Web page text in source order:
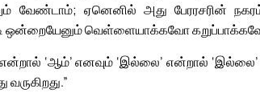
வேண்டாம்; ஏனெனில் அது பேரரசரின்
ஒன்றையேனும் வெள்ளையாக்கவோ
‘ஆம்’ எனவும் ‘இல்லை’ என்றால்